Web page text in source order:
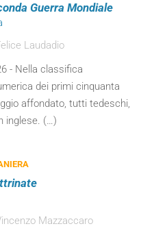
Guerra Mondiale
Laudadio
- Nella classifica
dei primi cinquanta
affondato, tutti tedeschi,
inglese. (…)
Mazzaccaro